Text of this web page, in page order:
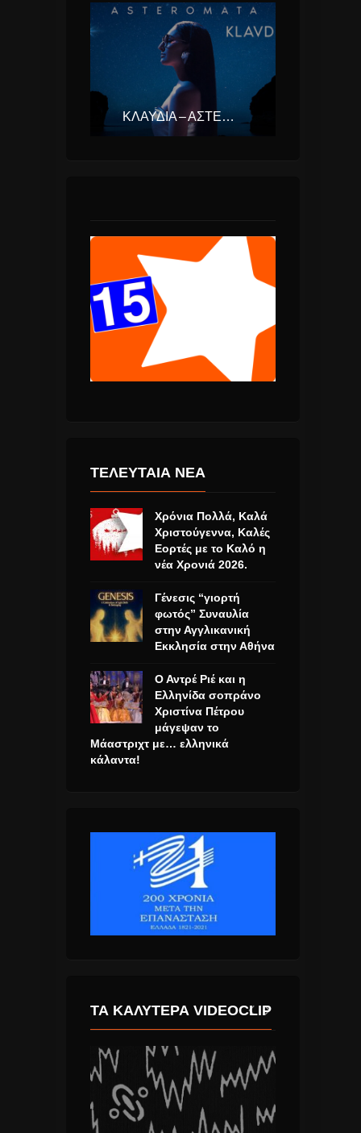
ΚΛΑΥΔΊΑ – ΑΣΤΕΡΟΜΆΤΑ (EUROVISION ΕΛΛΆΔΑ 2025)
ΤΕΛΕΥΤΑΙΑ ΝΕΑ
Χρόνια Πολλά, Καλά
Χριστούγεννα, Καλές
Εορτές με το Καλό η
νέα Χρονιά 2026.
Γένεσις “γιορτή
φωτός” Συναυλία
στην Αγγλικανική
Εκκλησία στην Αθήνα
Ο Αντρέ Ριέ και η
Ελληνίδα σοπράνο
Χριστίνα Πέτρου
μάγεψαν το
Μάαστριχτ με… ελληνικά
κάλαντα!
ΤΑ ΚΑΛΎΤΕΡΑ VIDEOCLIP